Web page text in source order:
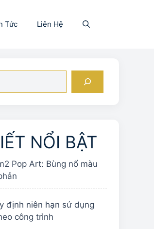
Tức Liên Hệ
NỔI BẬT
Pop Art: Bùng nổ màu
định niên hạn sử dụng
công trình